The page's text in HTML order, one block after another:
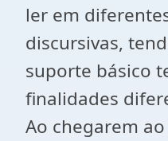
ler em
discursivas,
suporte básico
Ao chegarem